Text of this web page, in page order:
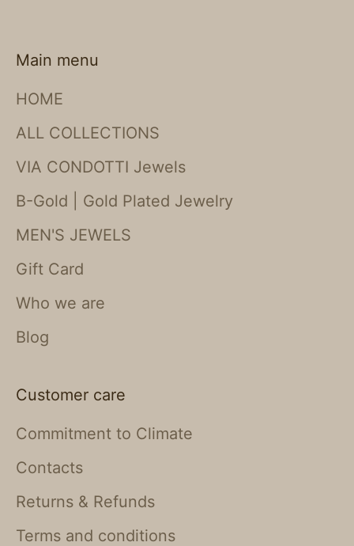
Main menu
HOME
ALL COLLECTIONS
VIA CONDOTTI Jewels
B-Gold | Gold Plated Jewelry
MEN'S JEWELS
Gift Card
Who we are
Blog
Customer care
Commitment to Climate
Contacts
Returns & Refunds
Terms and conditions